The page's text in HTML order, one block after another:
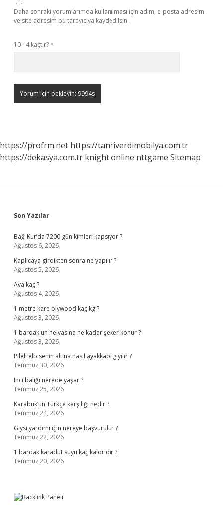
Daha sonraki yorumlarımda kullanılması için adım, e-posta adresim
ve site adresim bu tarayıcıya kaydedilsin.
10 - 4 kaçtır?*
https://profrm.net https://tanriverdimobilya.com.tr
https://dekasya.com.tr knight online nttgame Sitemap
Sidebar
Son Yazılar
Bağ-Kur’da 7200 gün kimleri kapsıyor ?
Ağustos 6, 2026
Kaplicaya girdikten sonra ne yapılır ?
Ağustos 5, 2026
Ava kaç ?
Ağustos 4, 2026
1 metre kare plywood kaç kg ?
Ağustos 3, 2026
1 bardak un helvasına ne kadar şeker konur ?
Ağustos 3, 2026
Pileli elbisenin altına nasıl ayakkabı giyilir ?
Temmuz 30, 2026
Inci balığı nerede yaşar ?
Temmuz 25, 2026
Karabük’ün Türkçe karşılığı nedir ?
Temmuz 24, 2026
Giysi yardımı için nereye başvurulur ?
Temmuz 22, 2026
1 bardak karadut suyu kaç kaloridir ?
Temmuz 20, 2026